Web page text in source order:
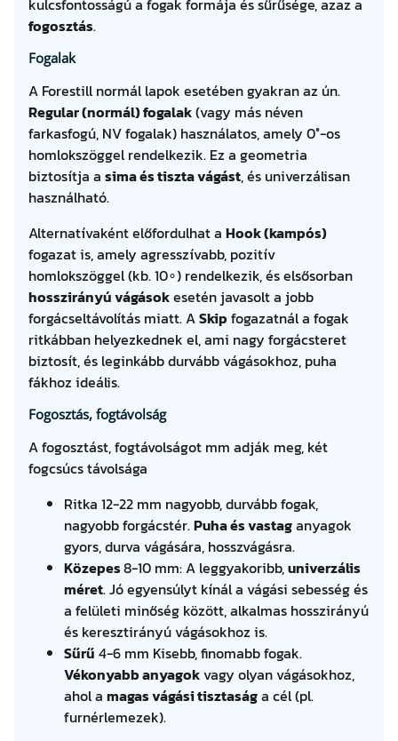
kulcsfontosságú a fogak formája és sűrűsége, azaz a
fogosztás.
Fogalak
A Forestill normál lapok esetében gyakran az ún.
Regular (normál) fogalak(vagy más néven
farkasfogú, NV fogalak) használatos, amely 0°-os
homlokszöggel rendelkezik. Ez a geometria
biztosítja a sima és tiszta vágást, és univerzálisan
használható.
Alternatívaként előfordulhat a Hook (kampós)
fogazat is, amely agresszívabb, pozitív
homlokszöggel (kb. 10∘) rendelkezik, és elsősorban
hosszirányú vágásokesetén javasolt a jobb
forgácseltávolítás miatt. ASkip fogazatnál a fogak
ritkábban helyezkednek el, ami nagy forgácsteret
biztosít, és leginkább durvább vágásokhoz, puha
fákhoz ideális.
Fogosztás, fogtávolság
A fogosztást, fogtávolságot mm adják meg, két
fogcsúcs távolsága
Ritka 12-22 mm nagyobb, durvább fogak,
nagyobb forgácstér.Puha és vastaganyagok
gyors, durva vágására, hosszvágásra.
Közepes8-10 mm: A leggyakoribb,univerzális
méret. Jó egyensúlyt kínál a vágási sebesség és
a felületi minőség között, alkalmas hosszirányú
és keresztirányú vágásokhoz is.
Sűrű 4-6 mm Kisebb, finomabb fogak.
Vékonyabb anyagokvagy olyan vágásokhoz,
ahol a magas vágási tisztasága cél (pl.
furnérlemezek).